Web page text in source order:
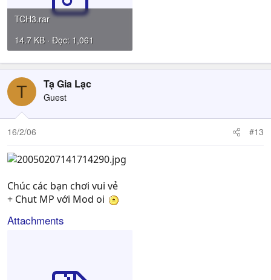
TCH3.rar
14.7 KB · Đọc: 1,061
T Tạ Gia Lạc
Guest
16/2/06 #13
Chúc các bạn chơi vui vẻ
+ Chut MP với Mod oi
Attachments